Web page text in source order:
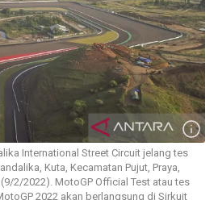
International Street Circuit jelang tes
Kuta, Kecamatan Pujut, Praya,
2/2022). MotoGP Official Test atau tes
2022 akan berlangsung di Sirkuit